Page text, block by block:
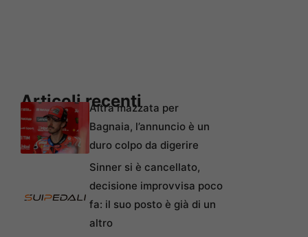
Articoli recenti
Altra mazzata per
Bagnaia, l’annuncio è un
duro colpo da digerire
Sinner si è cancellato,
decisione improvvisa poco
fa: il suo posto è già di un
altro